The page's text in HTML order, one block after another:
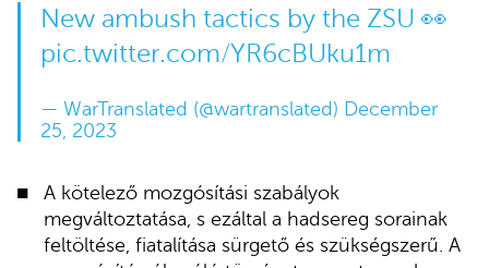
New ambush tactics by the ZSU 👀
pic.twitter.com/YR6cBUku1m
— WarTranslated (@wartranslated) December
25, 2023
A kötelező mozgósítási szabályok
megváltoztatása, s ezáltal a hadsereg sorainak
feltöltése, fiatalítása sürgető és szükségszerű. A